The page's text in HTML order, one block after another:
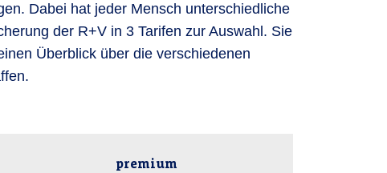
Dabei hat jeder Mensch unterschiedliche
der R+V in 3 Tarifen zur Auswahl. Sie
Überblick über die verschiedenen
premium